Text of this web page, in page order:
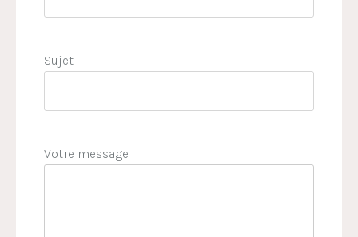
Sujet
Votre message